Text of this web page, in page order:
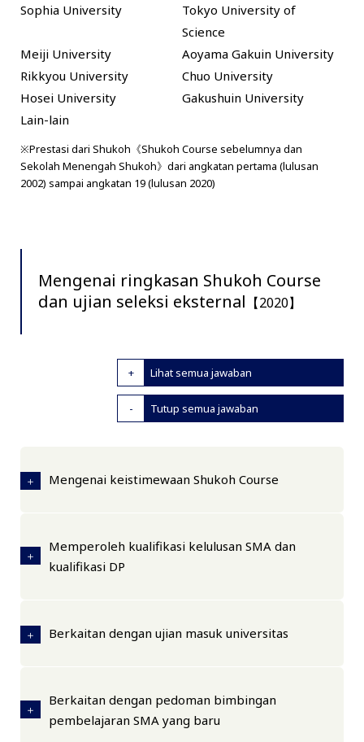
Sophia University
Tokyo University of
Science
Meiji University
Aoyama Gakuin University
Rikkyou University
Chuo University
Hosei University
Gakushuin University
Lain-lain
※Prestasi dari Shukoh《Shukoh Course sebelumnya dan
Sekolah Menengah Shukoh》dari angkatan pertama (lulusan
2002) sampai angkatan 19 (lulusan 2020)
Mengenai ringkasan Shukoh Course
dan ujian seleksi eksternal 【2020】
Lihat semua jawaban
Tutup semua jawaban
Mengenai keistimewaan Shukoh Course
Memperoleh kualifikasi kelulusan SMA dan
kualifikasi DP
Berkaitan dengan ujian masuk universitas
Berkaitan dengan pedoman bimbingan
pembelajaran SMA yang baru